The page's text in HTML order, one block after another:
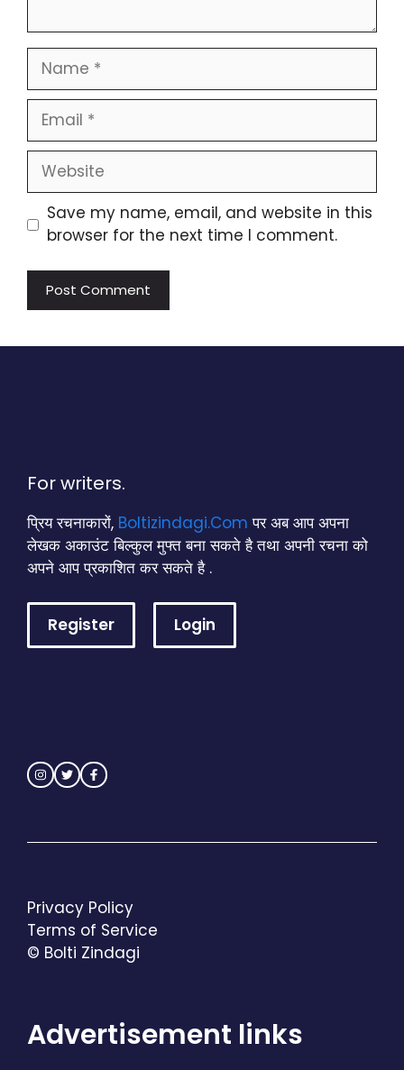
Name
Email
Website
Save my name, email, and website in this
browser for the next time I comment.
For writers.
प्रिय रचनाकारों, Boltizindagi.Com पर अब आप अपना
लेखक अकाउंट बिल्कुल मुफ्त बना सकते है तथा अपनी रचना को
अपने आप प्रकाशित कर सकते है .
Register Login
© Bolti Zindagi
Privacy Policy
Terms of Service
Advertisement links